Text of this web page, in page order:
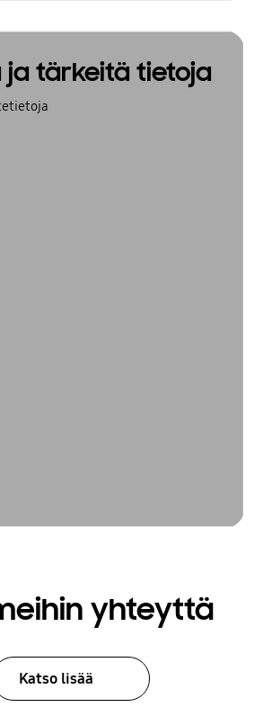
ja tärkeitä tietoja
yhteyttä
Katso lisää